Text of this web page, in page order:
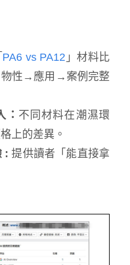
PA6 vs PA12 」材料比
性→應用→案例完整
： 不同材料在潮濕環
上的差異。
:提供讀者「能直接拿